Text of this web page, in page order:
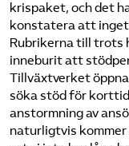
krispaket, och det
konstatera att
Rubrikerna till trots
inneburit att
Tillväxtverket
söka stöd för
anstormning av
naturligtvis